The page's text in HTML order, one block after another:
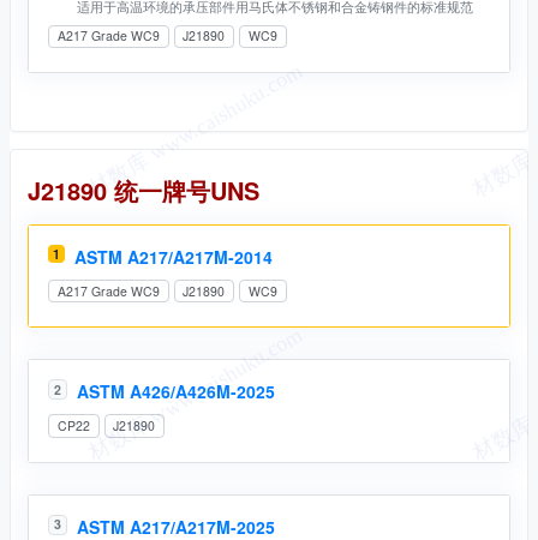
适用于高温环境的承压部件用马氏体不锈钢和合金铸钢件的标准规范
A217 Grade WC9 J21890 WC9
统一牌号
J21890 统一牌号UNS
1 ASTM A217/A217M-2014
A217 Grade WC9 J21890 WC9
2 ASTM A426/A426M-2025
CP22 J21890
3 ASTM A217/A217M-2025